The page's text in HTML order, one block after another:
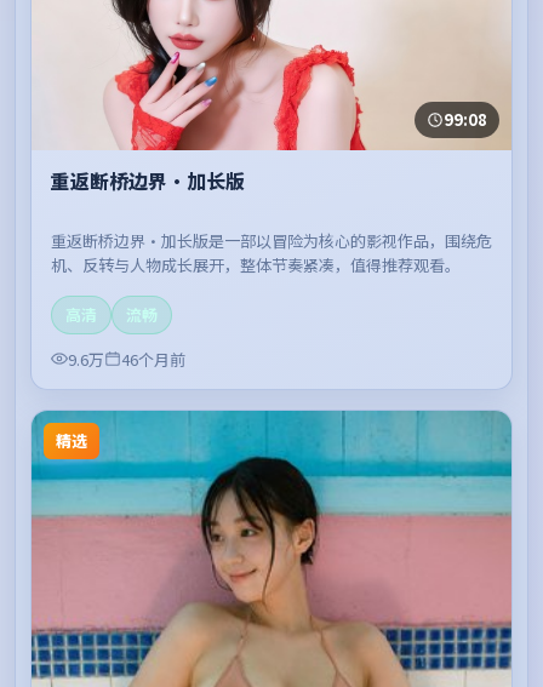
99:08
重返断桥边界·加长版
重返断桥边界·加长版是一部以冒险为核心的影视作品，围绕危
机、反转与人物成长展开，整体节奏紧凑，值得推荐观看。
高清
流畅
9.6万
46个月前
精选